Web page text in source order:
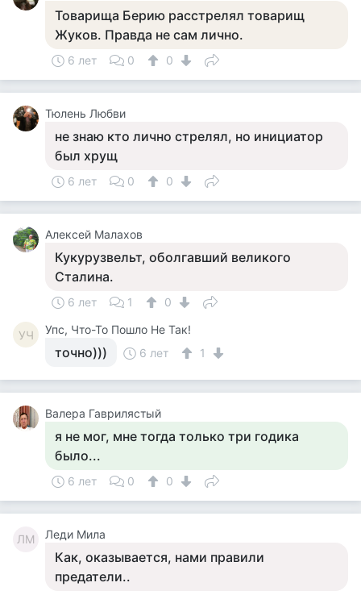
Товарища Берию расстрелял товарищ
Жуков. Правда не сам лично.
6 лет 0 0
Тюлень Любви
не знаю кто лично стрелял, но инициатор
был хрущ
6 лет 0 0
Алексей Малахов
Кукурузвельт, оболгавший великого
Сталина.
6 лет 1 0
УЧ Упс, Что-То Пошло Не Так!
точно))) 6 лет 1
Валера Гаврилястый
я не мог, мне тогда только три годика
было...
6 лет 0 0
ЛМ Леди Мила
Как, оказывается, нами правили
предатели..